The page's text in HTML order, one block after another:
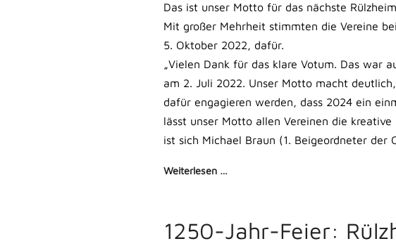
Das ist unser Motto für das nächste
Mit großer Mehrheit stimmten die Vereine
5. Oktober 2022, dafür.
„Vielen Dank für das klare Votum. Das war
am 2. Juli 2022. Unser Motto macht
dafür engagieren werden, dass 2024 ein
lässt unser Motto allen Vereinen die
ist sich Michael Braun (1. Beigeordneter der
Weiterlesen …
1250-Jahr-Feier: